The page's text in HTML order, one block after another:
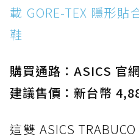
載 GORE-TEX 隱形
鞋
購買通路：ASICS 官
建議售價：新台幣
這雙 ASICS